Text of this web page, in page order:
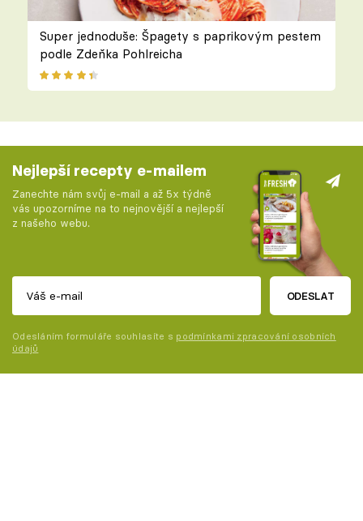
Super jednoduše: Špagety s paprikovým pestem
podle Zdeňka Pohlreicha
Nejlepší recepty e-mailem
Zanechte nám svůj e-mail a až 5x týdně
vás upozorníme na to nejnovější a nejlepší
z našeho webu.
ODESLAT
Odesláním formuláře souhlasíte s podmínkami zpracování osobních
údajů